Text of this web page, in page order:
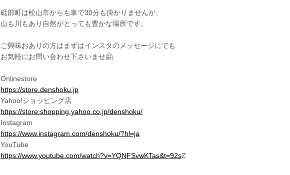
砥部町は松山市からも車で30分も掛かりませんが、
山も川もあり自然がとっても豊かな場所です。
ご興味おありの方はまずはインスタのメッセージにでも
お気軽にお問い合わせ下さいませ🤗
Onlinestore
https://store.denshoku.jp
Yahoo!ショッピング店
https://store.shopping.yahoo.co.jp/denshoku/
Instagram
https://www.instagram.com/denshoku/?hl=ja
YouTube
https://www.youtube.com/watch?v=YQNFSvwKTas&t=92sZ